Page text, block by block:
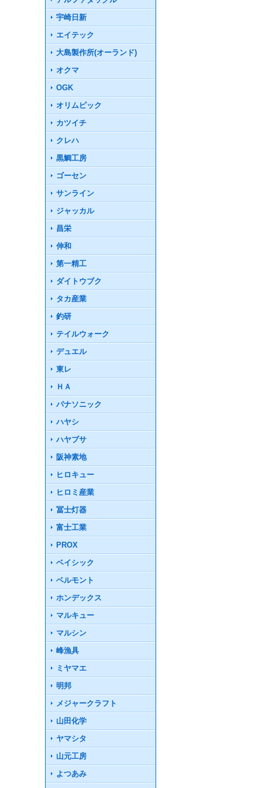
宇崎日新
エイテック
大島製作所(オーランド)
オクマ
OGK
オリムピック
カツイチ
クレハ
黒鯛工房
ゴーセン
サンライン
ジャッカル
昌栄
伸和
第一精工
ダイトウブク
タカ産業
釣研
テイルウォーク
デュエル
東レ
ＨＡ
パナソニック
ハヤシ
ハヤブサ
阪神素地
ヒロキュー
ヒロミ産業
冨士灯器
富士工業
PROX
ベイシック
ベルモント
ホンデックス
マルキュー
マルシン
峰漁具
ミヤマエ
明邦
メジャークラフト
山田化学
ヤマシタ
山元工房
よつあみ